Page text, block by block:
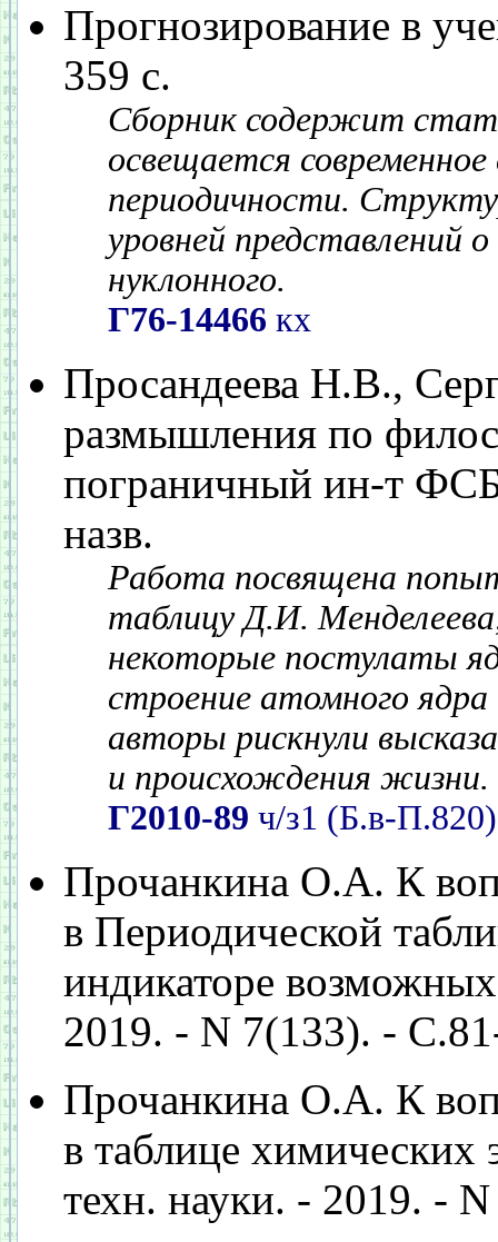
Прогнозирование в
359 с.
Сборник содержит
освещается
периодичности.
уровней представлений
нуклонного.
Г76-14466 кх
Просандеева Н.В.,
размышления по
пограничный ин-т
назв.
Работа посвящена
таблицу Д.И.
некоторые постулаты
строение атомного
авторы рискнули
и происхождения жизни.
Г2010-89 ч/з1 (Б.в-П.820)
Прочанкина О.А. К
в Периодической
индикаторе
2019. - N 7(133). -
Прочанкина О.А. К
в таблице химических
техн. науки. - 2019. -